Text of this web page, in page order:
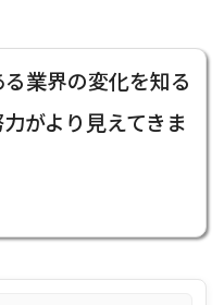
業界の変化を知る
がより見えてきま